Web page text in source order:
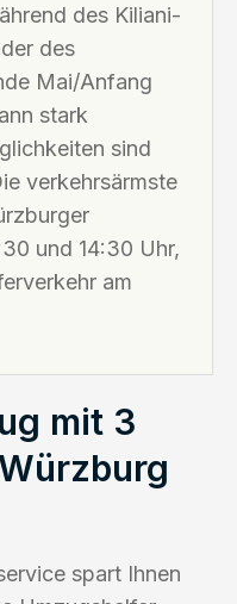
des Kiliani-
des
Mai/Anfang
stark
sind
verkehrsärmste
und 14:30 Uhr,
am
mit 3
spart Ihnen